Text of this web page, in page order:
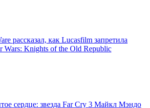
рассказал, как Lucasfilm запретила
Wars: Knights of the Old Republic
сердце: звезда Far Cry 3 Майкл Мэндо